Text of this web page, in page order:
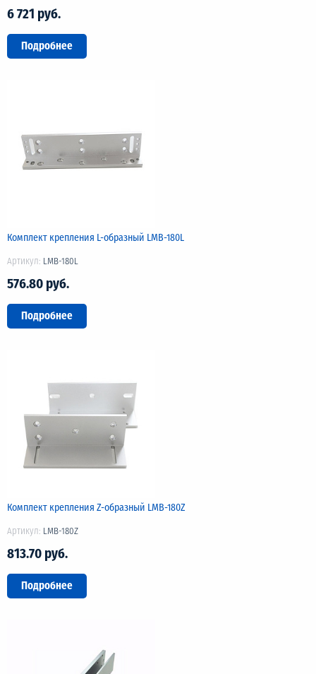
6 721 руб.
Подробнее
Комплект крепления L-образный LMB-180L
Артикул: LMB-180L
576.80 руб.
Подробнее
Комплект крепления Z-образный LMB-180Z
Артикул: LMB-180Z
813.70 руб.
Подробнее